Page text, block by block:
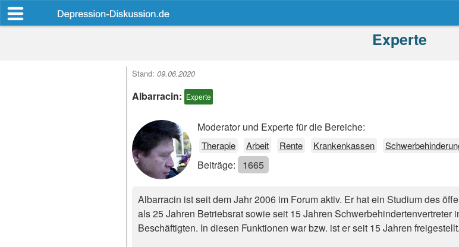
Experte
Stand: 09.06.2020
Albarracin: Experte
Moderator und Experte für die Bereiche:
Therapie Arbeit Rente Krankenkassen
Beiträge: 1665
Albarracin ist seit dem Jahr 2006 im Forum aktiv. Er hat ein Studium des
als 25 Jahren Betriebsrat sowie seit 15 Jahren Schwerbehindertenvertreter
Beschäftigten. In diesen Funktionen war bzw. ist er seit 15 Jahren freigestellt.